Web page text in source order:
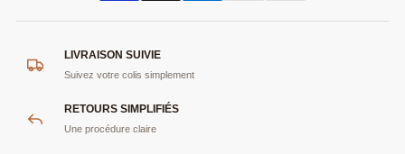
LIVRAISON SUIVIE
Suivez votre colis simplement
RETOURS SIMPLIFIÉS
Une procédure claire